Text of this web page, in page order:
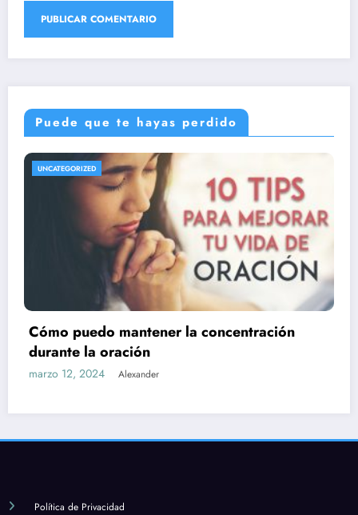
Puede que te hayas perdido
UNCATEGORIZED
estudio en la fe católica